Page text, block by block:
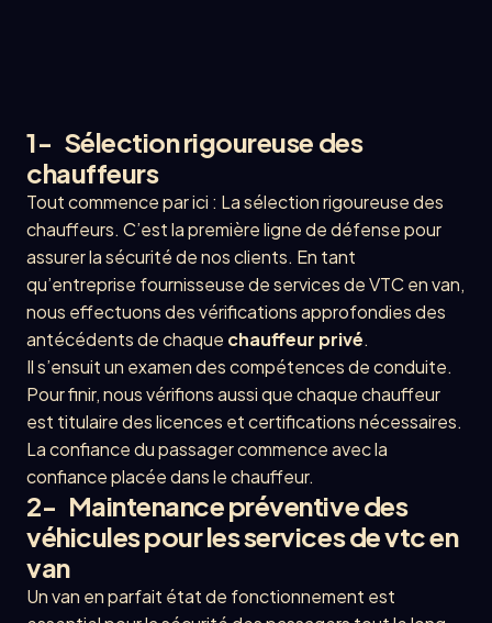
1- Sélection rigoureuse des
chauffeurs
Tout commence par ici : La sélection rigoureuse des
chauffeurs. C’est la première ligne de défense pour
assurer la sécurité de nos clients. En tant
qu’entreprise fournisseuse de services de VTC en van,
nous effectuons des vérifications approfondies des
antécédents de chaque chauffeur privé.
Il s’ensuit un examen des compétences de conduite.
Pour finir, nous vérifions aussi que chaque chauffeur
est titulaire des licences et certifications nécessaires.
La confiance du passager commence avec la
confiance placée dans le chauffeur.
2- Maintenance préventive des
véhicules pour les services de vtc en
van
Un van en parfait état de fonctionnement est